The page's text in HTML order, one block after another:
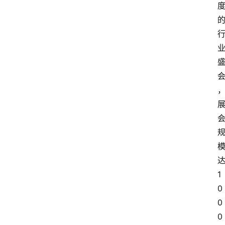
度
的
行
业
盛
会
，
展
会
规
模
达
1
0
0
0